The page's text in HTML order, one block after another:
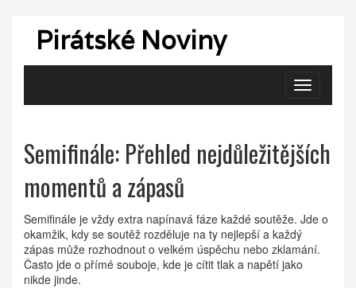
Pirátské Noviny
Zobrazit
navigaci
Semifinále: Přehled nejdůležitějších
momentů a zápasů
Semifinále je vždy extra napínavá fáze každé soutěže. Jde o
okamžik, kdy se soutěž rozděluje na ty nejlepší a každý
zápas může rozhodnout o velkém úspěchu nebo zklamání.
Často jde o přímé souboje, kde je cítit tlak a napětí jako
nikde jinde.